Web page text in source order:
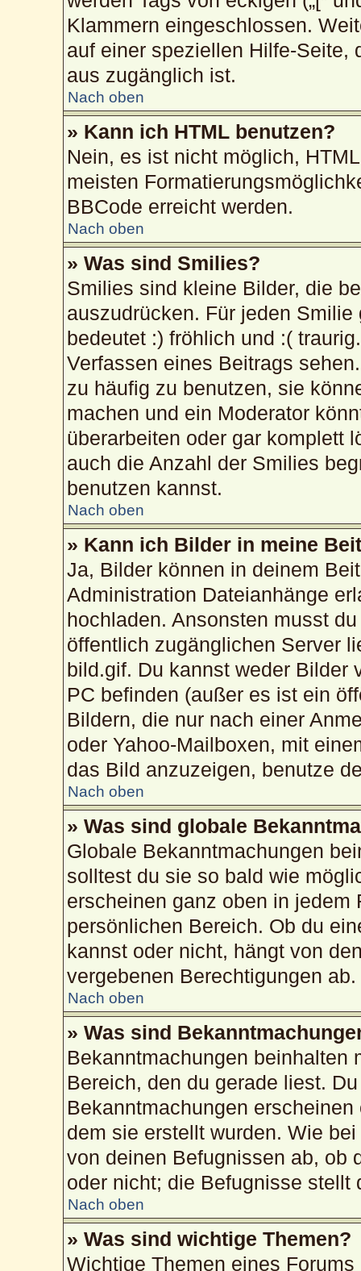
Klammern eingeschlossen.
auf einer speziellen Hilfe-Seite,
aus zugänglich ist.
Nach oben
» Kann ich HTML benutzen?
Nein, es ist nicht möglich,
meisten
BBCode erreicht werden.
Nach oben
» Was sind Smilies?
Smilies sind kleine Bilder, die
auszudrücken. Für jeden
bedeutet :) fröhlich und :(
Verfassen eines Beitrags
zu häufig zu benutzen, sie
machen und ein Moderator
überarbeiten oder gar komplett
auch die Anzahl der Smilies
benutzen kannst.
Nach oben
» Kann ich Bilder in meine
Ja, Bilder können in deinem
Administration Dateianhänge
hochladen. Ansonsten musst
öffentlich zugänglichen Server
bild.gif. Du kannst weder Bilder
PC befinden (außer es ist ein
Bildern, die nur nach einer
oder Yahoo-Mailboxen, mit
das Bild anzuzeigen, benutze
Nach oben
» Was sind globale
Globale Bekanntmachungen
solltest du sie so bald wie
erscheinen ganz oben in
persönlichen Bereich. Ob du
kannst oder nicht, hängt von
vergebenen Berechtigungen ab.
Nach oben
» Was sind
Bekanntmachungen beinhalten
Bereich, den du gerade liest.
Bekanntmachungen
dem sie erstellt wurden. Wie
von deinen Befugnissen ab, ob
oder nicht; die Befugnisse stellt
Nach oben
» Was sind wichtige Themen?
Wichtige Themen eines